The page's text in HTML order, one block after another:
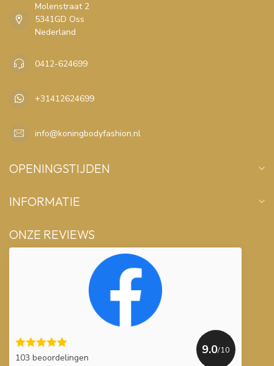
Molenstraat 2
5341GD Oss
Nederland
0412-624699
+31412624699
info@koningbodyfashion.nl
OPENINGSTIJDEN
INFORMATIE
ONZE REVIEWS
103 beoordelingen
9.0/10